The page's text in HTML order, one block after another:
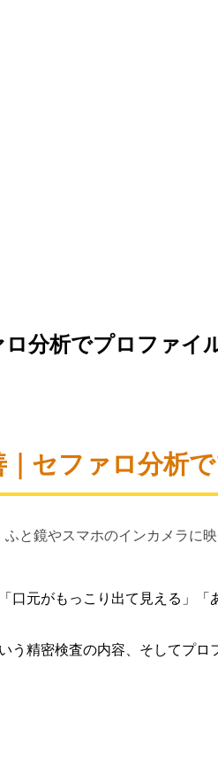
分析でプロファイ
セファロ分析
と鏡やスマホのインカメラに
元がもっこり出て見える」
精密検査の内容、そしてプ